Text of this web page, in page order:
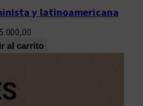
y latinoamericana
al carrito